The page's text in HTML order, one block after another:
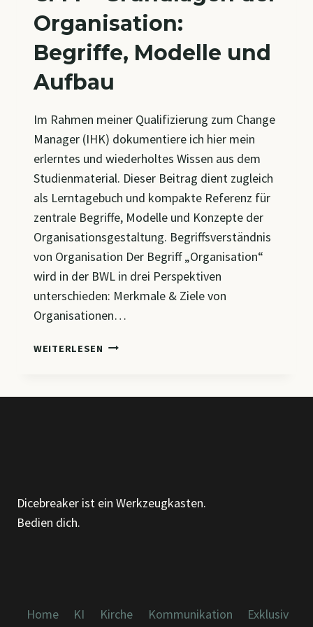
Organisation:
Begriffe, Modelle und
Aufbau
Im Rahmen meiner Qualifizierung zum Change
Manager (IHK) dokumentiere ich hier mein
erlerntes und wiederholtes Wissen aus dem
Studienmaterial. Dieser Beitrag dient zugleich
als Lerntagebuch und kompakte Referenz für
zentrale Begriffe, Modelle und Konzepte der
Organisationsgestaltung. Begriffsverständnis
von Organisation Der Begriff „Organisation“
wird in der BWL in drei Perspektiven
unterschieden: Merkmale & Ziele von
Organisationen…
WEITERLESEN CM4
Dicebreaker ist ein Werkzeugkasten.
Bedien dich.
Home KI Kirche Kommunikation Exklusiv